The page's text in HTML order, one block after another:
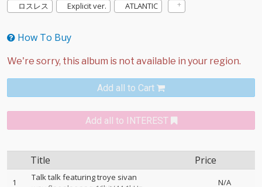
ロスレス
Explicit ver. ATLANTIC
How To Buy
Add all to Cart
Add all to INTEREST
Title Price
1
Talk talk featuring troye sivan
N/A